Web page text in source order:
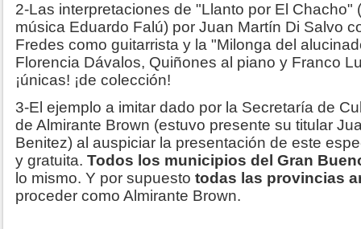
2-Las interpretaciones de "Llanto por El Chacho"
música Eduardo Falú) por Juan Martín Di Salvo
Fredes como guitarrista y la "Milonga del
Florencia Dávalos, Quiñones al piano y Franco
¡únicas! ¡de colección!
3-El ejemplo a imitar dado por la Secretaría de
de Almirante Brown (estuvo presente su titular
Benitez) al auspiciar la presentación de este
y gratuita. Todos los municipios del Gran
lo mismo. Y por supuesto todas las provincias
proceder como Almirante Brown.